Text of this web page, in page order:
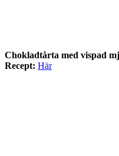
Chokladtårta med vispad
Recept: Här